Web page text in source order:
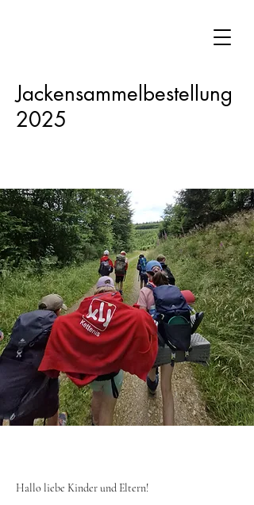
Jackensammelbestellung
2025
Hallo liebe Kinder und Eltern!